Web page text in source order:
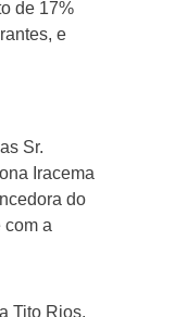
de 17%
e
Sr.
Iracema
do
com a
Tito Rios,